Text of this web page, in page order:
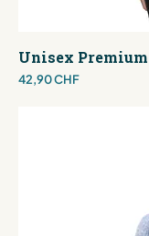
Unisex
Preis
42,90 CHF